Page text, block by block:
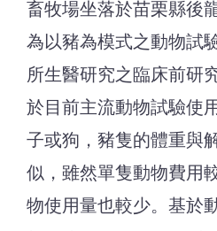
畜牧場坐落於苗栗縣後
為以豬為模式之動物試
所生醫研究之臨床前研
於目前主流動物試驗使
子或狗，豬隻的體重與
似，雖然單隻動物費用
物使用量也較少。基於